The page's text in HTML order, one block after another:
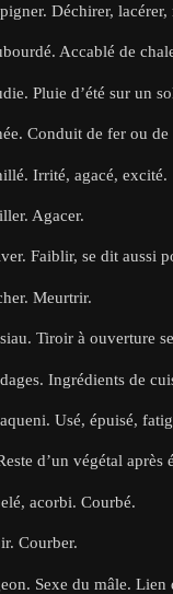
Déchirer, lacérer,
Accablé de
Pluie d’été sur un
Conduit de fer ou
Irrité, agacé, excité.
Agacer.
Faiblir, se dit aussi
Meurtrir.
Tiroir à ouverture
Ingrédients de
Usé, épuisé,
d’un végétal après
acorbi. Courbé.
Courber.
Sexe du mâle. Lien